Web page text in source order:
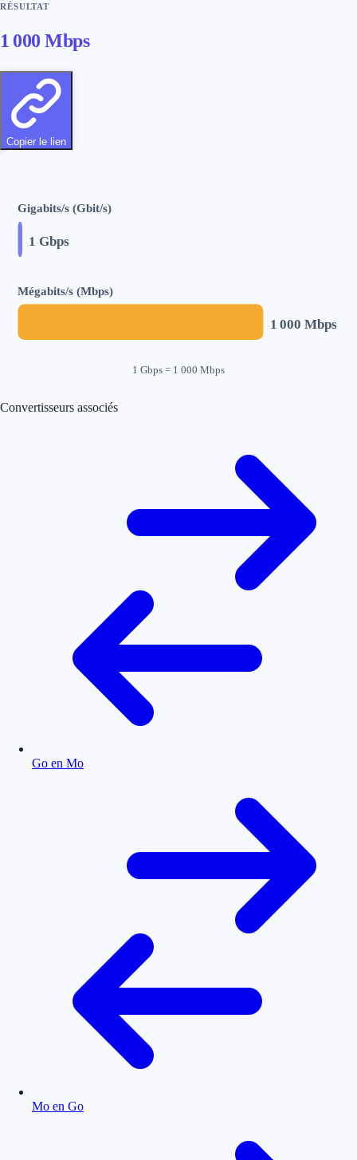
RÉSULTAT
1 000 Mbps
Copier le lien
Gigabits/s (Gbit/s)
1 Gbps
Mégabits/s (Mbps)
1 000 Mbps
1 Gbps = 1 000 Mbps
Convertisseurs associés
Go en Mo
Mo en Go